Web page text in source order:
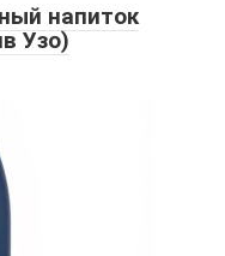
напиток
Узо)